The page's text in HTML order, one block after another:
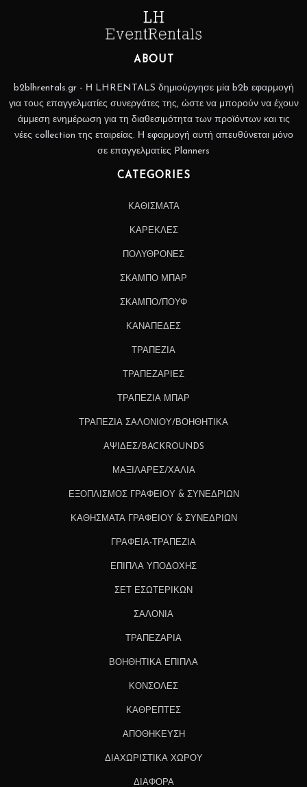
ABOUT
b2blhrentals.gr - Η LHRENTALS δημιούργησε μία b2b εφαρμογή
για τους επαγγελματίες συνεργάτες της, ώστε να μπορούν να έχουν
άμμεση ενημέρωση για τη διαθεσιμότητα των προϊόντων και τις
νέες collection της εταιρείας. Η εφαρμογή αυτή απευθύνεται μόνο
σε επαγγελματίες Planners
CATEGORIES
ΚΑΘΙΣΜΑΤΑ
ΚΑΡΕΚΛΕΣ
ΠΟΛΥΘΡΟΝΕΣ
ΣΚΑΜΠΟ ΜΠΑΡ
ΣΚΑΜΠΟ/ΠΟΥΦ
ΚΑΝΑΠΕΔΕΣ
ΤΡΑΠΕΖΙΑ
ΤΡΑΠΕΖΑΡΙΕΣ
ΤΡΑΠΕΖΙΑ ΜΠΑΡ
ΤΡΑΠΕΖΙΑ ΣΑΛΟΝΙΟΥ/ΒΟΗΘΗΤΙΚΑ
ΑΨΙΔΕΣ/BACKROUNDS
ΜΑΞΙΛΑΡΕΣ/ΧΑΛΙΑ
ΕΞΟΠΛΙΣΜΟΣ ΓΡΑΦΕΙΟΥ & ΣΥΝΕΔΡΙΩΝ
ΚΑΘΗΣΜΑΤΑ ΓΡΑΦΕΙΟΥ & ΣΥΝΕΔΡΙΩΝ
ΓΡΑΦΕΙΑ-ΤΡΑΠΕΖΙΑ
ΕΠΙΠΛΑ ΥΠΟΔΟΧΗΣ
ΣΕΤ ΕΣΩΤΕΡΙΚΩΝ
ΣΑΛΟΝΙΑ
ΤΡΑΠΕΖΑΡΙΑ
ΒΟΗΘΗΤΙΚΑ ΕΠΙΠΛΑ
ΚΟΝΣΟΛΕΣ
ΚΑΘΡΕΠΤΕΣ
ΑΠΟΘΗΚΕΥΣΗ
ΔΙΑΧΩΡΙΣΤΙΚΑ ΧΩΡΟΥ
ΔΙΑΦΟΡΑ